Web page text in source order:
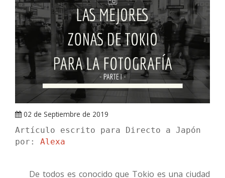
02 de Septiembre de 2019
Artículo escrito para Directo a Japón
por: Alexa
De todos es conocido que Tokio es una ciudad